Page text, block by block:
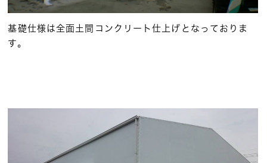
基礎仕様は全面土間コンクリート仕上げとなっておりま
す。